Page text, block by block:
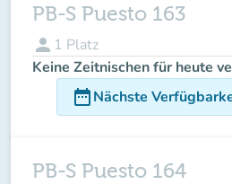
PB-S Puesto 163
person 1 Platz
Keine Zeitnischen für heute
date_rangeNächste
PB-S Puesto 164